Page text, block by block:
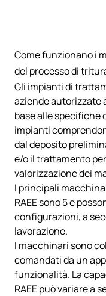
Come funzionano i
del processo di
Gli impianti di
aziende autorizzate
base alle specifiche
impianti
dal deposito
e/o il trattamento
valorizzazione dei
I principali
RAEE sono 5 e
configurazioni, a
lavorazione.
I macchinari sono
comandati da un
funzionalità. La
RAEE può variare a